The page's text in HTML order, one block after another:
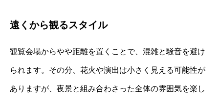
遠くから観るスタイル
観覧会場からやや距離を置くことで、混雑と騒音を避け
られます。その分、花火や演出は小さく見える可能性が
ありますが、夜景と組み合わさった全体の雰囲気を楽し